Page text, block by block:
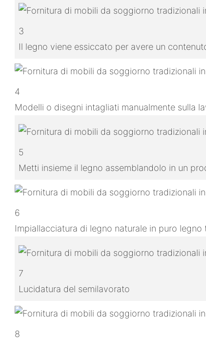
3
Il legno viene essiccato per avere un
4
Modelli o disegni intagliati manualmente sulla
5
Metti insieme il legno assemblandolo in un
6
Impiallacciatura di legno naturale in puro legno
7
Lucidatura del semilavorato
8